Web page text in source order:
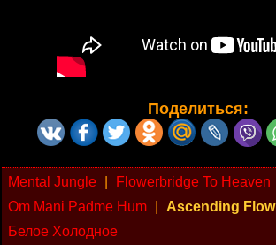
Поделиться:
Mental Jungle Flowerbridge To Heaven
Om Mani Padme Hum
Ascending Flow
Белое Холодное